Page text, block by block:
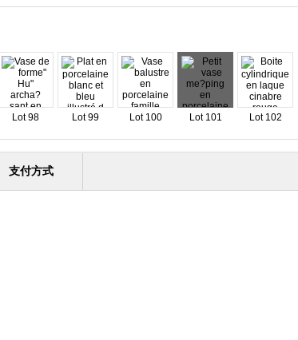
Lot 98 Lot 99 Lot 100 Lot 101 Lot 102
支付方式